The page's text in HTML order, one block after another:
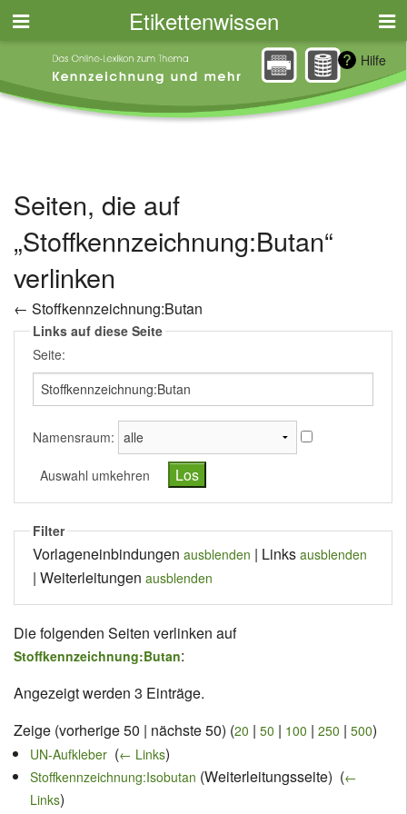
Etikettenwissen
Hilfe
Seiten, die auf
„Stoffkennzeichnung:Butan“
verlinken
← Stoffkennzeichnung:Butan
Links auf diese Seite
Seite:
Namensraum:
Auswahl umkehren
Filter
Vorlageneinbindungen ausblenden | Links ausblenden
| Weiterleitungen ausblenden
Die folgenden Seiten verlinken auf
Stoffkennzeichnung:Butan:
Angezeigt werden 3 Einträge.
Zeige (vorherige 50 | nächste 50) (20 | 50 | 100 | 250 | 500)
UN-Aufkleber‎ (← Links)
Stoffkennzeichnung:Isobutan (Weiterleitungsseite) ‎ (←
Links)